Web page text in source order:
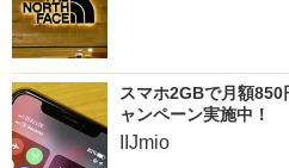
スマホ2GBで月額
ャンペーン実施中！
IIJmio